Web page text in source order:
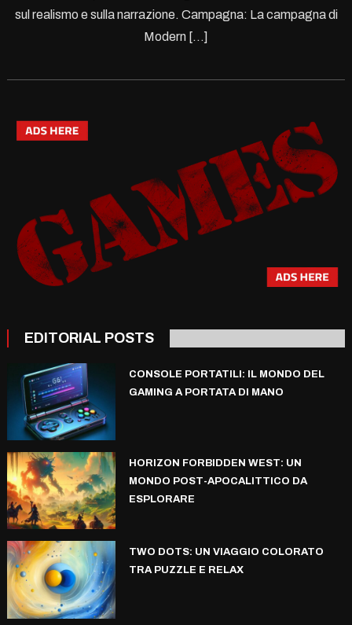
sul realismo e sulla narrazione. Campagna: La campagna di
Modern […]
EDITORIAL POSTS
CONSOLE PORTATILI: IL MONDO DEL
GAMING A PORTATA DI MANO
HORIZON FORBIDDEN WEST: UN
MONDO POST-APOCALITTICO DA
ESPLORARE
TWO DOTS: UN VIAGGIO COLORATO
TRA PUZZLE E RELAX